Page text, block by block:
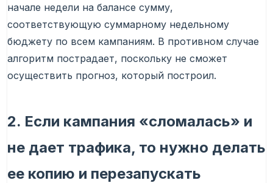
начале недели на балансе сумму,
соответствующую суммарному недельному
бюджету по всем кампаниям. В противном случае
алгоритм пострадает, поскольку не сможет
осуществить прогноз, который построил.
2. Если кампания «сломалась» и
не дает трафика, то нужно делать
ее копию и перезапускать